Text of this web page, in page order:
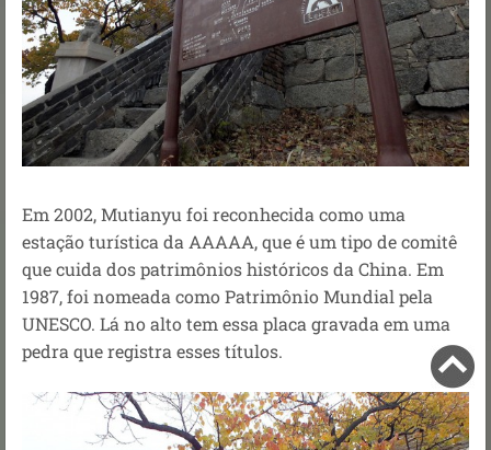
Em 2002, Mutianyu foi reconhecida como uma
estação turística da AAAAA, que é um tipo de comitê
que cuida dos patrimônios históricos da China. Em
1987, foi nomeada como Patrimônio Mundial pela
UNESCO. Lá no alto tem essa placa gravada em uma
pedra que registra esses títulos.